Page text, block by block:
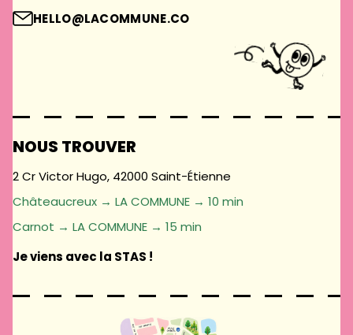
HELLO@LACOMMUNE.CO
NOUS TROUVER
2 Cr Victor Hugo, 42000 Saint-Étienne
Châteaucreux → LA COMMUNE → 10 min
Carnot → LA COMMUNE → 15 min
Je viens avec la STAS !